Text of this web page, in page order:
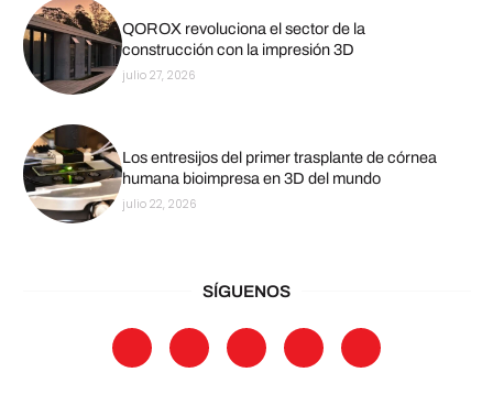
QOROX revoluciona el sector de la
construcción con la impresión 3D
julio 27, 2026
Los entresijos del primer trasplante de córnea
humana bioimpresa en 3D del mundo
julio 22, 2026
SÍGUENOS